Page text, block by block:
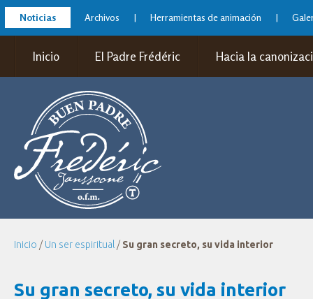
Noticias Archivos Herramientas de animación
Inicio El Padre Frédéric Hacia la
Inicio / Un ser espiritual / Su gran secreto, su vida interior
Su gran secreto, su vida interior